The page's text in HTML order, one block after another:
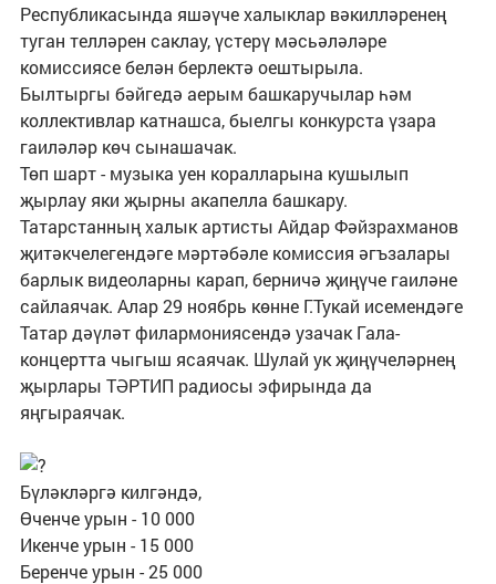
Республикасында яшәүче халыклар вәкилләренең
туган телләрен саклау, үстерү мәсьәләләре
комиссиясе белән берлектә оештырыла.
Былтыргы бәйгедә аерым башкаручылар һәм
коллективлар катнашса, быелгы конкурста үзара
гаиләләр көч сынашачак.
Төп шарт - музыка уен коралларына кушылып
җырлау яки җырны акапелла башкару.
Татарстанның халык артисты Айдар Фәйзрахманов
җитәкчелегендәге мәртәбәле комиссия әгъзалары
барлык видеоларны карап, берничә җиңүче гаиләне
сайлаячак. Алар 29 ноябрь көнне Г.Тукай исемендәге
Татар дәүләт филармониясендә узачак Гала-
концертта чыгыш ясаячак. Шулай ук җиңүчеләрнең
җырлары ТӘРТИП радиосы эфирында да
яңгыраячак.
Бүләкләргә килгәндә,
Өченче урын - 10 000
Икенче урын - 15 000
Беренче урын - 25 000